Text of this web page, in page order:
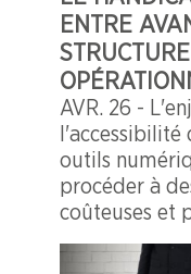
ENTRE
AVR. 26 -
l'accessibilité
outils
procéder à
coûteuses et